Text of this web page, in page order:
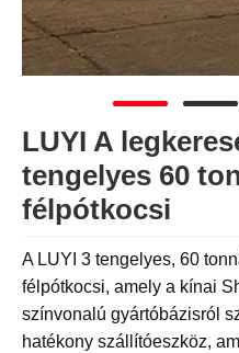
LUYI A
tengelyes 60
félpótkocsi
A LUYI 3 tengelyes, 60
félpótkocsi, amely a kínai
színvonalú gyártóbázisról
hatékony szállítóeszköz,